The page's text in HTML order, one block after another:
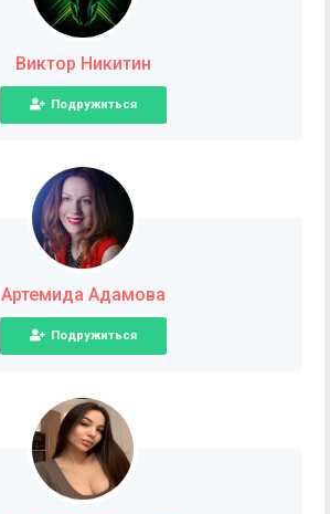
Виктор Никитин
Подружиться
Артемида Адамова
Подружиться